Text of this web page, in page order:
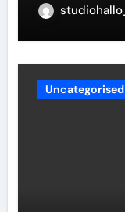
studiohallo_
Uncategorised